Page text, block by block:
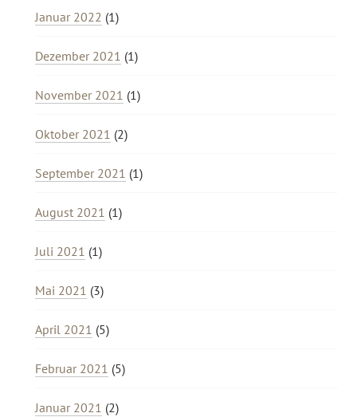
Januar 2022 (1)
Dezember 2021 (1)
November 2021 (1)
Oktober 2021 (2)
September 2021 (1)
August 2021 (1)
Juli 2021 (1)
Mai 2021 (3)
April 2021 (5)
Februar 2021 (5)
Januar 2021 (2)